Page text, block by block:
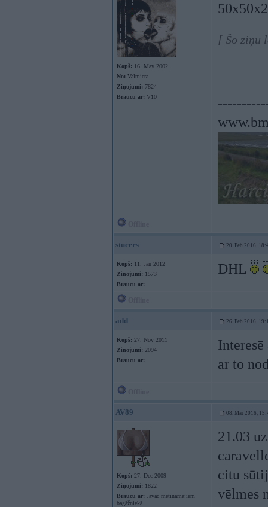
Kopš: 16. May 2002
No: Valmiera
Ziņojumi: 7824
Braucu ar: V10
[ Šo ziņu
stucers 20. Feb 2016,
Kopš: 11. Jan 2012
Ziņojumi: 1573
Braucu ar:
DHL
add 26. Feb 2016,
Kopš: 27. Nov 2011
Ziņojumi: 2094
Braucu ar:
ar to
AV89 08. Mar 2016,
Kopš: 27. Dec 2009
Ziņojumi: 1822
Braucu ar: Javac metināmajiem
bagāžniekā
21.03
citu
vēlmes